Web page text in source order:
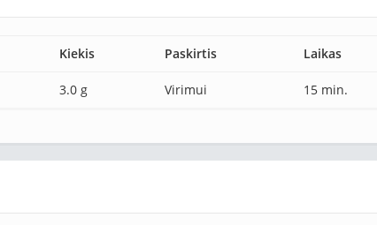
Kiekis Paskirtis Laikas
3.0 g Virimui 15 min.